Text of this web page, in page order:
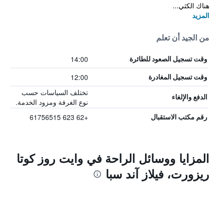
هناك الكثي...
المزيد
من الجيد أن تعلم
وقت تسجيل الصعود للطائرة 14:00
وقت تسجيل المغادرة 12:00
الدفع والإلغاء
تختلف السياسات حسب
نوع الغرفة ومزود الخدمة.
رقم مكتب الاستقبال +62 623 61756515
المزايا ووسائل الراحة في وايت روز كوتا
ريزورت، فيلاز آند سبا